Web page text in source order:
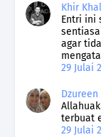
Khir
Entri ini
agar
29 Julai
terbuat
29 Julai